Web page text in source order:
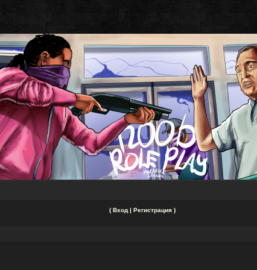
( Вход | Регистрация )